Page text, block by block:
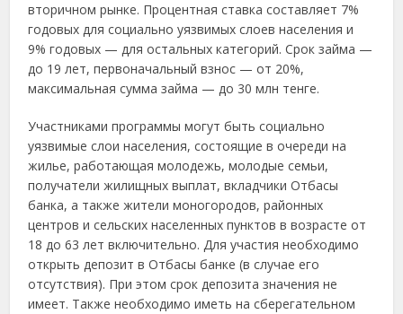
вторичном рынке. Процентная ставка составляет 7%
годовых для социально уязвимых слоев населения и
9% годовых — для остальных категорий. Срок займа —
до 19 лет, первоначальный взнос — от 20%,
максимальная сумма займа — до 30 млн тенге.
Участниками программы могут быть социально
уязвимые слои населения, состоящие в очереди на
жилье, работающая молодежь, молодые семьи,
получатели жилищных выплат, вкладчики Отбасы
банка, а также жители моногородов, районных
центров и сельских населенных пунктов в возрасте от
18 до 63 лет включительно. Для участия необходимо
открыть депозит в Отбасы банке (в случае его
отсутствия). При этом срок депозита значения не
имеет. Также необходимо иметь на сберегательном